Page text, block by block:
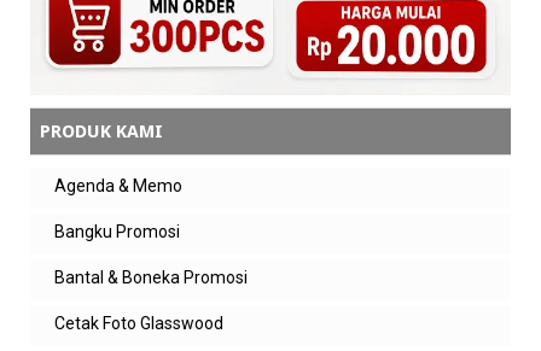
PRODUK KAMI
Agenda & Memo
Bangku Promosi
Bantal & Boneka Promosi
Cetak Foto Glasswood